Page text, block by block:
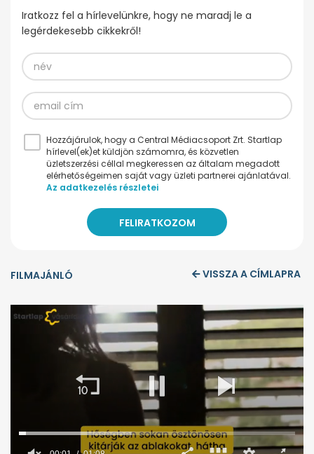
Iratkozz fel a hírlevelünkre, hogy ne maradj le a
legérdekesebb cikkekről!
Hozzájárulok, hogy a Central Médiacsoport Zrt. Startlap
hírlevel(ek)et küldjön számomra, és közvetlen
üzletszerzési céllal megkeressen az általam megadott
elérhetőségeimen saját vagy üzleti partnerei ajánlatával.
Az adatkezelés részletei
FILMAJÁNLÓ VISSZA A CÍMLAPRA